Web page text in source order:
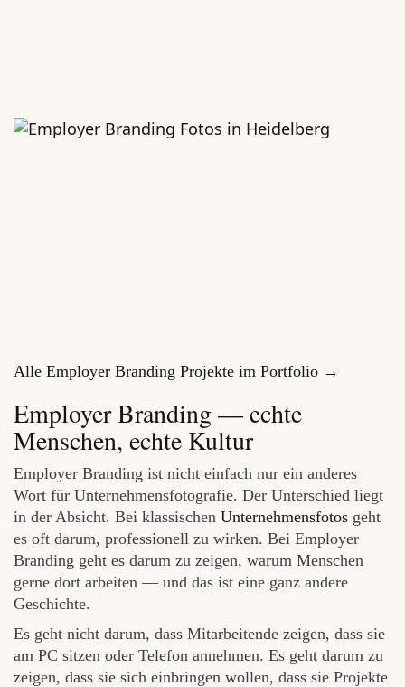
Alle Employer Branding Projekte im Portfolio →
Employer Branding — echte
Menschen, echte Kultur
Employer Branding ist nicht einfach nur ein anderes
Wort für Unternehmensfotografie. Der Unterschied liegt
in der Absicht. Bei klassischen Unternehmensfotos geht
es oft darum, professionell zu wirken. Bei Employer
Branding geht es darum zu zeigen, warum Menschen
gerne dort arbeiten — und das ist eine ganz andere
Geschichte.
Es geht nicht darum, dass Mitarbeitende zeigen, dass sie
am PC sitzen oder Telefon annehmen. Es geht darum zu
zeigen, dass sie sich einbringen wollen, dass sie Projekte